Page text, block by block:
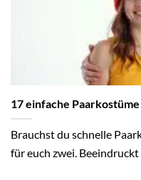
17 einfache Paarkostüme
Brauchst du schnelle
für euch zwei.